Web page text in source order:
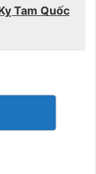
Tam Quốc